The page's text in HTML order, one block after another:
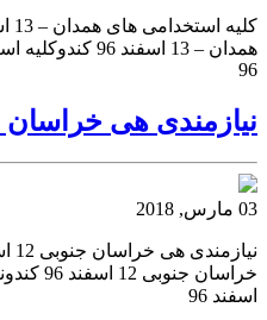
96
نیازمندی هی خراسان جنوبی 12
03 مارس, 2018
اسفند 96